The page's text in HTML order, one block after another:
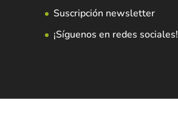
Suscripción newsletter
¡Síguenos en redes sociales!